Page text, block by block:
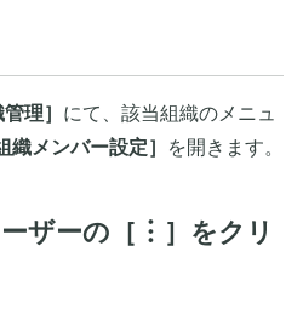
管理］ にて、該当組織のメニュ
織メンバー設定］ を開きます。
ザーの［︙］をクリ